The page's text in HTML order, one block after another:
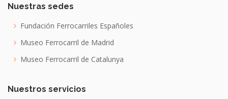
Nuestras sedes
Fundación Ferrocarriles Españoles
Museo Ferrocarril de Madrid
Museo Ferrocarril de Catalunya
Nuestros servicios